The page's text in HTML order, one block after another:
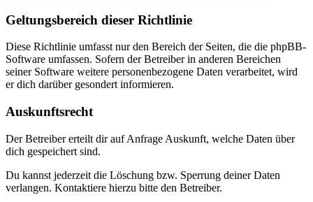
Geltungsbereich dieser Richtlinie
Diese Richtlinie umfasst nur den Bereich der Seiten, die die phpBB-
Software umfassen. Sofern der Betreiber in anderen Bereichen
seiner Software weitere personenbezogene Daten verarbeitet, wird
er dich darüber gesondert informieren.
Auskunftsrecht
Der Betreiber erteilt dir auf Anfrage Auskunft, welche Daten über
dich gespeichert sind.
Du kannst jederzeit die Löschung bzw. Sperrung deiner Daten
verlangen. Kontaktiere hierzu bitte den Betreiber.